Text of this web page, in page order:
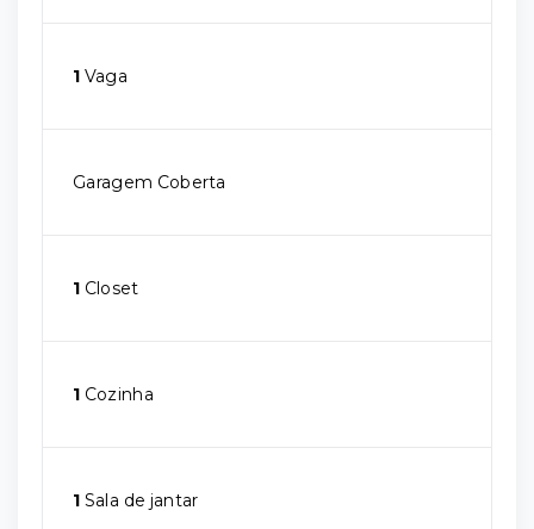
1 Vaga
Garagem Coberta
1 Closet
1 Cozinha
1 Sala de jantar